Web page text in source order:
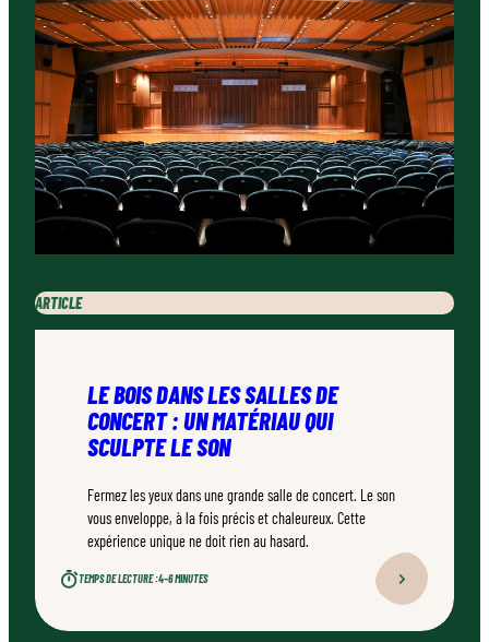
ARTICLE
LE BOIS DANS LES SALLES DE
CONCERT : UN MATÉRIAU QUI
SCULPTE LE SON
Fermez les yeux dans une grande salle de concert. Le son
vous enveloppe, à la fois précis et chaleureux. Cette
expérience unique ne doit rien au hasard.
TEMPS DE LECTURE :4–6 MINUTES